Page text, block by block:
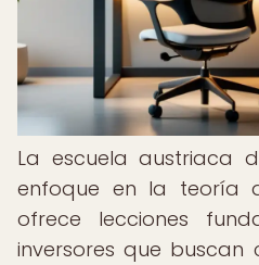
La escuela austriaca
enfoque en la teoría
ofrece lecciones
inversores que